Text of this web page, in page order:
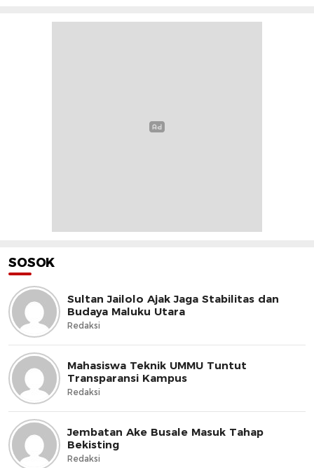
SOSOK
Sultan Jailolo Ajak Jaga Stabilitas dan
Budaya Maluku Utara
Redaksi
Mahasiswa Teknik UMMU Tuntut
Transparansi Kampus
Redaksi
Jembatan Ake Busale Masuk Tahap
Bekisting
Redaksi